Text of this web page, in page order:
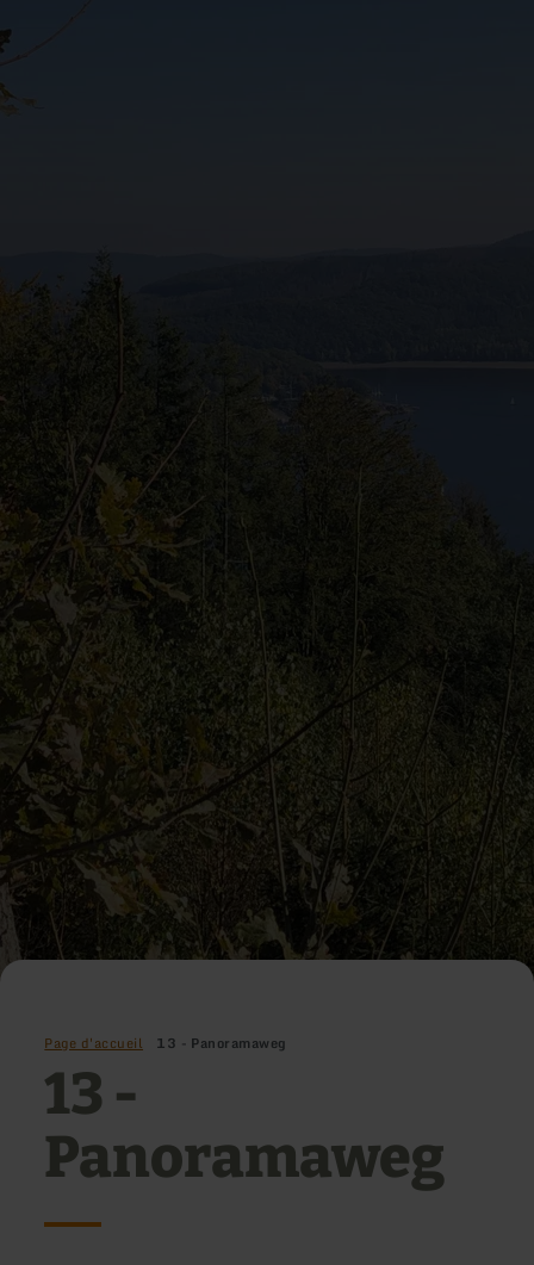
Page d'accueil 13 - Panoramaweg
13 -
Panoramaweg